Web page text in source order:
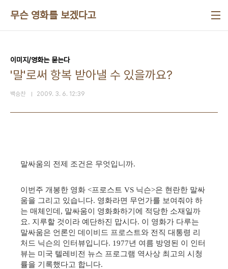
무슨 영화를 보겠다고
이미지/영화는 묻는다
'말'로써 항복 받아낼 수 있을까요?
백승찬 2009. 3. 6. 12:39
말싸움의 전제 조건은 무엇입니까.
이번주 개봉한 영화 <프로스트 VS 닉슨>은 현란한 말싸
움을 그리고 있습니다. 영화라면 무언가를 보여줘야 하
는 매체인데, 말싸움이 영화화하기에 적당한 소재일까
요. 지루할 것이라 예단하진 맙시다. 이 영화가 다루는
말싸움은 언론인 데이비드 프로스트와 전직 대통령 리
처드 닉슨의 인터뷰입니다. 1977년 여름 방영된 이 인터
뷰는 미국 텔레비전 뉴스 프로그램 역사상 최고의 시청
률을 기록했다고 합니다.